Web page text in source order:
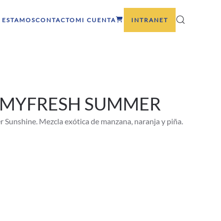
CONTACTO MI CUENTA INTRANET
SUMMER
Sunshine. Mezcla exótica de manzana, naranja y piña.